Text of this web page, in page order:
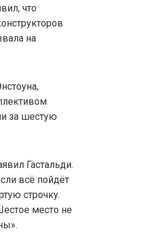
что
на
за шестую
Гастальди.
всё пойдёт
строчку.
место не